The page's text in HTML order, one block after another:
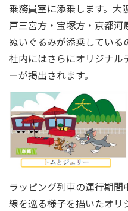
乗務員室に添乗します。
戸三宮方・宝塚方・京都
ぬいぐるみが添乗している
社内にはさらにオリジナル
ーが掲出されます。
ラッピング列車の運行期
線を巡る様子を描いたオ